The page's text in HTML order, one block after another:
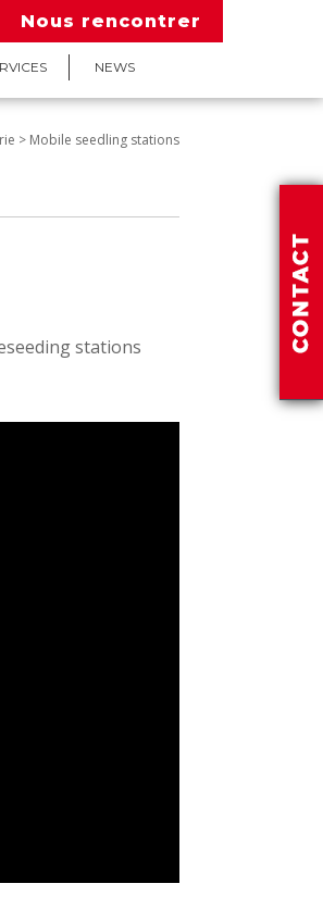
Nous rencontrer
NEWS
> Mobile seedling stations
stations